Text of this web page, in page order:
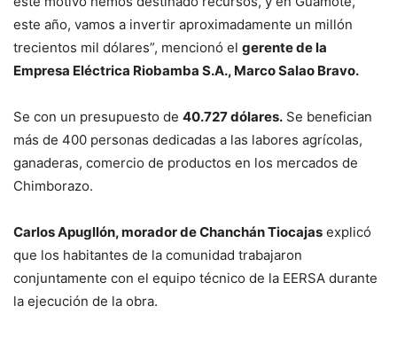
este año, vamos a invertir aproximadamente un millón
trecientos mil dólares”, mencionó el gerente de la
Empresa Eléctrica Riobamba S.A., Marco Salao Bravo.
Se con un presupuesto de 40.727 dólares. Se benefician
más de 400 personas dedicadas a las labores agrícolas,
ganaderas, comercio de productos en los mercados de
Chimborazo.
Carlos Apugllón, morador de Chanchán Tiocajas explicó
que los habitantes de la comunidad trabajaron
conjuntamente con el equipo técnico de la EERSA durante
la ejecución de la obra.